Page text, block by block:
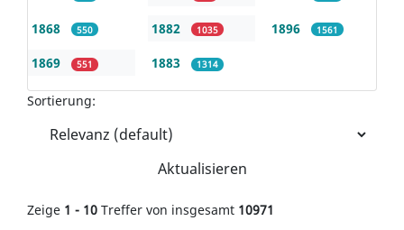
1868 550
1869 551
1882 1035
1883 1314
1896 1561
Sortierung:
Aktualisieren
Zeige 1 - 10 Treffer von insgesamt 10971